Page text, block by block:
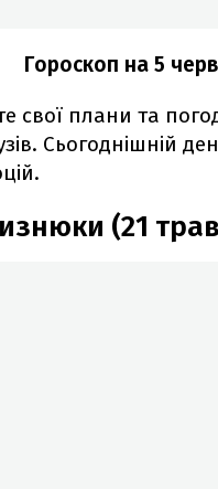
Гороскоп на 5
свої плани та
Сьогоднішній
(21